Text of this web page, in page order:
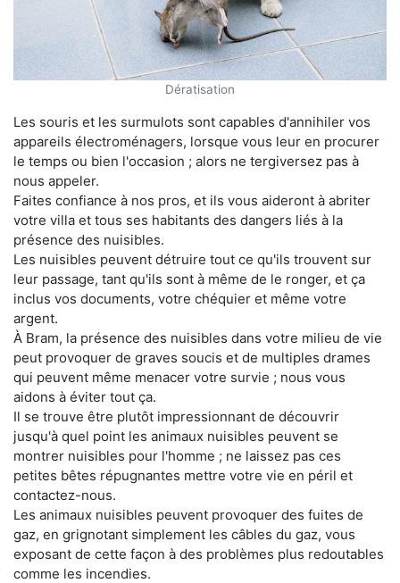
Dératisation
Les souris et les surmulots sont capables d'annihiler vos
appareils électroménagers, lorsque vous leur en procurer
le temps ou bien l'occasion ; alors ne tergiversez pas à
nous appeler.
Faites confiance à nos pros, et ils vous aideront à abriter
votre villa et tous ses habitants des dangers liés à la
présence des nuisibles.
Les nuisibles peuvent détruire tout ce qu'ils trouvent sur
leur passage, tant qu'ils sont à même de le ronger, et ça
inclus vos documents, votre chéquier et même votre
argent.
À Bram, la présence des nuisibles dans votre milieu de vie
peut provoquer de graves soucis et de multiples drames
qui peuvent même menacer votre survie ; nous vous
aidons à éviter tout ça.
Il se trouve être plutôt impressionnant de découvrir
jusqu'à quel point les animaux nuisibles peuvent se
montrer nuisibles pour l'homme ; ne laissez pas ces
petites bêtes répugnantes mettre votre vie en péril et
contactez-nous.
Les animaux nuisibles peuvent provoquer des fuites de
gaz, en grignotant simplement les câbles du gaz, vous
exposant de cette façon à des problèmes plus redoutables
comme les incendies.